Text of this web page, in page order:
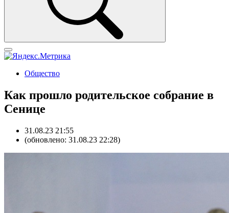
Общество
Как прошло родительское собрание в
Сенице
31.08.23 21:55
(обновлено: 31.08.23 22:28)